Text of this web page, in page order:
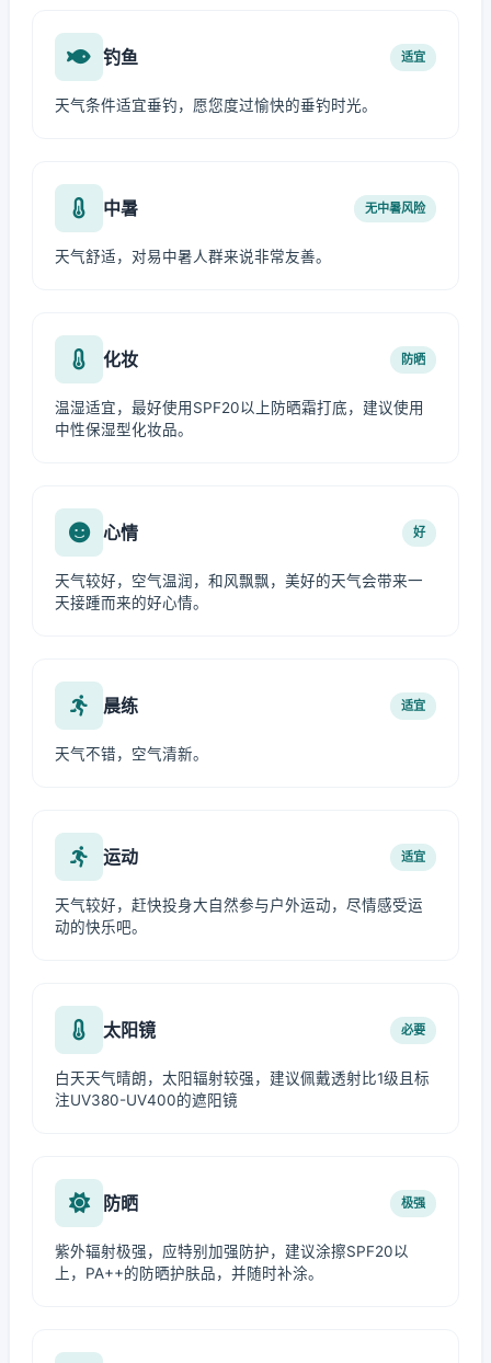
钓鱼 适宜
天气条件适宜垂钓，愿您度过愉快的垂钓时光。
中暑 无中暑风险
天气舒适，对易中暑人群来说非常友善。
化妆 防晒
温湿适宜，最好使用SPF20以上防晒霜打底，建议使用
中性保湿型化妆品。
心情 好
天气较好，空气温润，和风飘飘，美好的天气会带来一
天接踵而来的好心情。
晨练 适宜
天气不错，空气清新。
运动 适宜
天气较好，赶快投身大自然参与户外运动，尽情感受运
动的快乐吧。
太阳镜 必要
白天天气晴朗，太阳辐射较强，建议佩戴透射比1级且标
注UV380-UV400的遮阳镜
防晒 极强
紫外辐射极强，应特别加强防护，建议涂擦SPF20以
上，PA++的防晒护肤品，并随时补涂。